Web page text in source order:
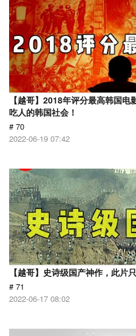
【越哥】2018年评分最高韩国
吃人的韩国社会！
# 70
2022-06-19 07:42
【越哥】史诗级国产神作，此片
# 71
2022-06-17 08:02